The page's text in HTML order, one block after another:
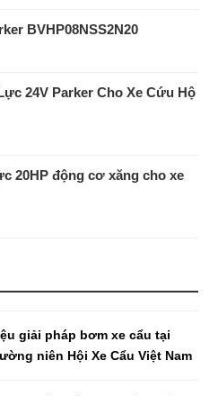
BVHP08NSS2N20
24V Parker Cho Xe Cứu Hộ
20HP động cơ xăng cho xe
giải pháp bơm xe cẩu tại
niên Hội Xe Cẩu Việt Nam